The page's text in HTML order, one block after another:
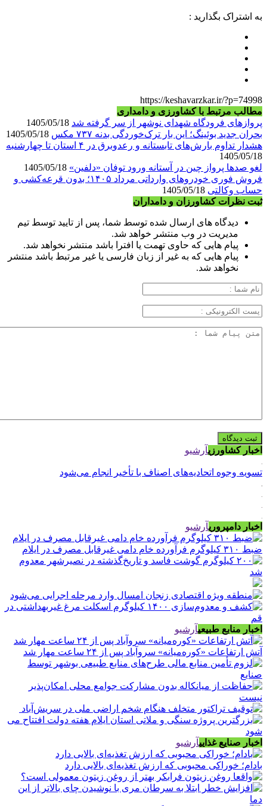
به اشتراک بگذارید :
https://keshavarzkar.ir/?p=74998
مطالب مرتبط با کشاورزی و دامداری
پروازهای فرودگاه شهدای نوشهر از سر گرفته شد
بحران جدید بوئینگ؛ این بار ترک‌خوردگی بدنه ۷۳۷ مکس
هشدار تداوم بارش‌های تابستانه و رعدوبرق در ۴ استان تا چهارشنبه
1405/05/18
لغو صدها پرواز چین در آستانه ورود توفان «دلفین»
فروش فوری خودروهای وارداتی مرداد ۱۴۰۵؛ بدون قرعه‌کشی و
حساب وکالتی
ثبت نظرات کشاورزان و دامداران
دیدگاه های ارسال شده توسط شما، پس از تایید توسط تیم
مدیریت در وب منتشر خواهد شد.
پیام هایی که حاوی تهمت یا افترا باشد منتشر نخواهد شد.
پیام هایی که به غیر از زبان فارسی یا غیر مرتبط باشد منتشر
نخواهد شد.
اخبار کشاورزیآرشیو
تسویه وجوه اتحادیه‌های اصناف با تأخیر انجام می‌شود
اخبار دامپروریآرشیو
ضبط ۳۱۰ کیلوگرم فرآورده خام دامی غیرقابل مصرف در ایلام
اخبار منابع طبیعیآرشیو
آتش ارتفاعات «کوره‌میانه» سروآباد پس از ۲۴ ساعت مهار شد
اخبار صنایع غذاییآرشیو
بادام؛ خوراکی محبوبی که ارزش تغذیه‌ای بالایی دارد